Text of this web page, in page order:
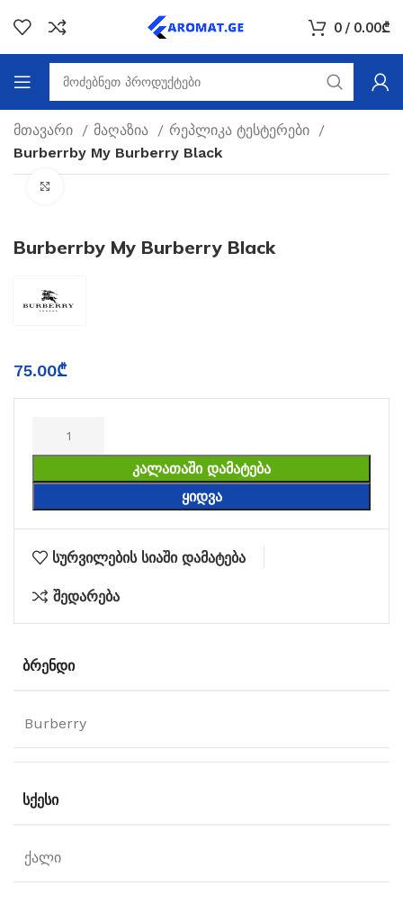
0 / 0.00₾
მთავარი მაღაზია
რეპლიკა ტესტერები
Burberrby My Burberry Black
Burberrby My Burberry Black
75.00₾
ᲙᲐᲚᲐᲗᲐᲨᲘ ᲓᲐᲛᲐᲢᲔᲑᲐ
ᲧᲘᲓᲕᲐ
სურვილების სიაში დამატება
შედარება
ᲑᲠᲔᲜᲓᲘ
Burberry
ᲡᲥᲔᲡᲘ
ქალი